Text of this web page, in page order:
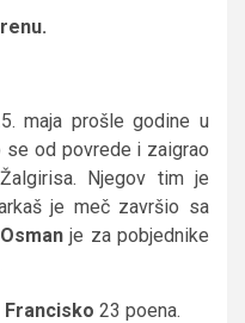
maja prošle godine u
se od povrede i zaigrao
Njegov tim je
je meč završio sa
je za pobjednike
Francisko 23 poena.